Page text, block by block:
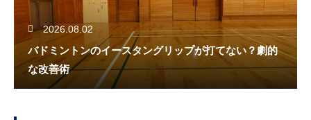
2026.08.02
バドミントンのイースタングリップが打てない？劇的
な改善術